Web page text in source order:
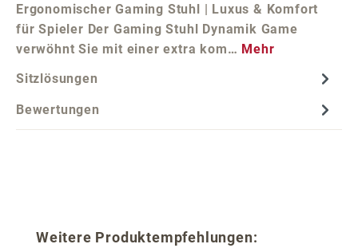
Ergonomischer Gaming Stuhl | Luxus & Komfort
für Spieler Der Gaming Stuhl Dynamik Game
verwöhnt Sie mit einer extra kom… Mehr
Sitzlösungen
Bewertungen
Produktgalerie überspringen
Weitere Produktempfehlungen: